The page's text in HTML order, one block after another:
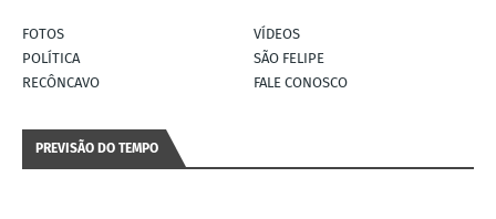
FOTOS
VÍDEOS
POLÍTICA
SÃO FELIPE
RECÔNCAVO
FALE CONOSCO
PREVISÃO DO TEMPO